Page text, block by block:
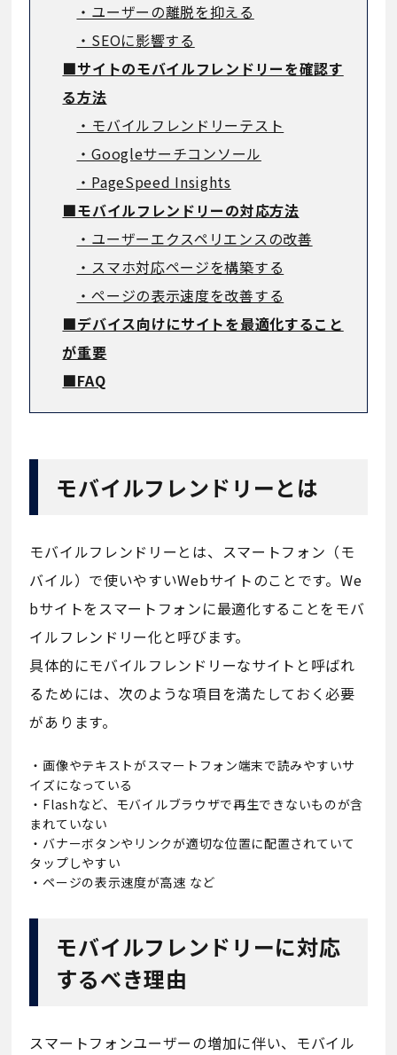
・ユーザーの離脱を抑える
・SEOに影響する
■サイトのモバイルフレンドリーを確認す
る方法
・モバイルフレンドリーテスト
・Googleサーチコンソール
・PageSpeed Insights
■モバイルフレンドリーの対応方法
・ユーザーエクスペリエンスの改善
・スマホ対応ページを構築する
・ページの表示速度を改善する
■デバイス向けにサイトを最適化すること
が重要
■FAQ
モバイルフレンドリーとは
モバイルフレンドリーとは、スマートフォン（モ
バイル）で使いやすいWebサイトのことです。We
bサイトをスマートフォンに最適化することをモバ
イルフレンドリー化と呼びます。
具体的にモバイルフレンドリーなサイトと呼ばれ
るためには、次のような項目を満たしておく必要
があります。
・画像やテキストがスマートフォン端末で読みやすいサ
イズになっている
・Flashなど、モバイルブラウザで再生できないものが含
まれていない
・バナーボタンやリンクが適切な位置に配置されていて
タップしやすい
・ページの表示速度が高速 など
モバイルフレンドリーに対応
するべき理由
スマートフォンユーザーの増加に伴い、モバイル